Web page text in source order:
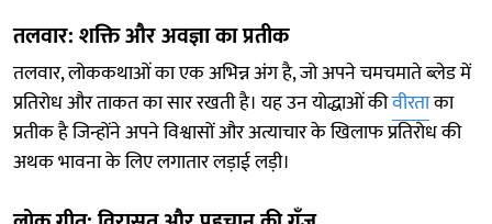
तलवार: शक्ति और अवज्ञा का प्रतीक
तलवार, लोककथाओं का एक अभिन्न अंग है, जो अपने चमचमाते ब्लेड में
प्रतिरोध और ताकत का सार रखती है। यह उन योद्धाओं कीवीरताका
प्रतीक है जिन्होंने अपने विश्वासों और अत्याचार के खिलाफ प्रतिरोध की
अथक भावना के लिए लगातार लड़ाई लड़ी।